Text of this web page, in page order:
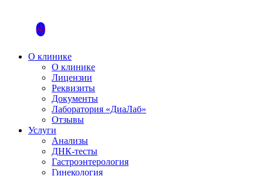
О клинике
О клинике
Лицензии
Реквизиты
Документы
Лаборатория «ДиаЛаб»
Отзывы
Услуги
Анализы
ДНК-тесты
Гастроэнтерология
Гинекология